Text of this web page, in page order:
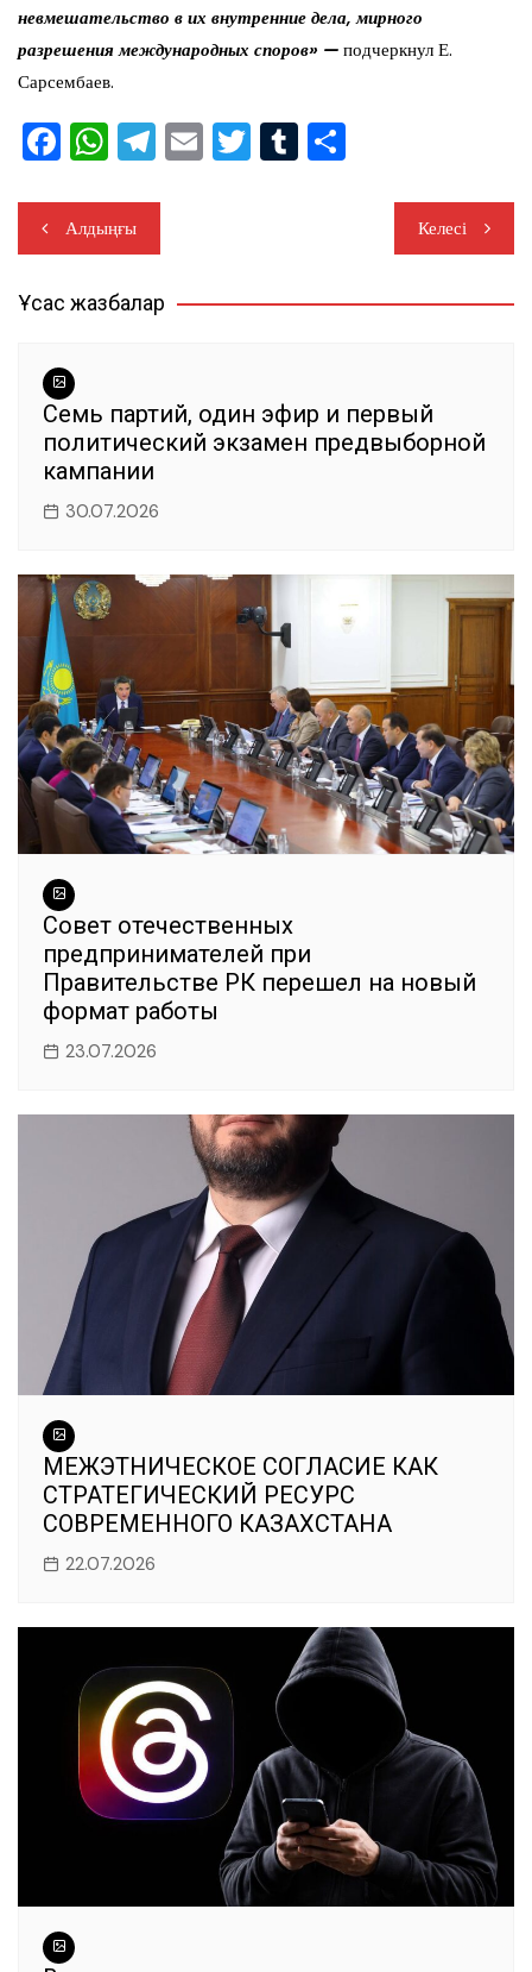
невмешательство в их внутренние дела, мирного
разрешения международных споров» — подчеркнул Е.
Сарсембаев.
F
c
e
b
o
k
W
at
s
A
T
e
gr
a
m
E T T
r ть
Навигация
по
записям
Алдыңғы Келесі
Ұқсас жазбалар
Семь партий, один эфир и первый
политический экзамен предвыборной
кампании
30.07.2026
Совет отечественных
предпринимателей при
Правительстве РК перешел на новый
формат работы
23.07.2026
МЕЖЭТНИЧЕСКОЕ СОГЛАСИЕ КАК
СТРАТЕГИЧЕСКИЙ РЕСУРС
СОВРЕМЕННОГО КАЗАХСТАНА
22.07.2026